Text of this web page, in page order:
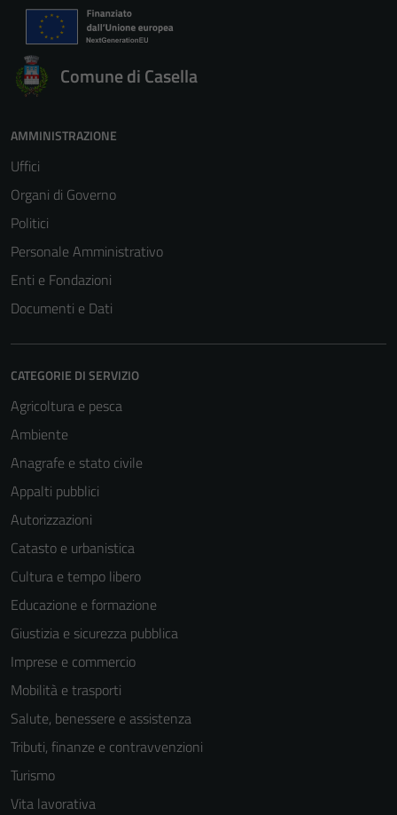
Comune di Casella
AMMINISTRAZIONE
Uffici
Organi di Governo
Politici
Personale Amministrativo
Enti e Fondazioni
Documenti e Dati
CATEGORIE DI SERVIZIO
Agricoltura e pesca
Ambiente
Anagrafe e stato civile
Appalti pubblici
Autorizzazioni
Catasto e urbanistica
Cultura e tempo libero
Educazione e formazione
Giustizia e sicurezza pubblica
Imprese e commercio
Mobilità e trasporti
Salute, benessere e assistenza
Tributi, finanze e contravvenzioni
Turismo
Vita lavorativa